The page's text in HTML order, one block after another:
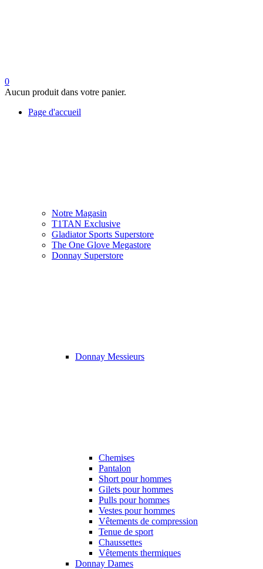
0
Aucun produit dans votre panier.
Page d'accueil
Notre Magasin
T1TAN Exclusive
Gladiator Sports Superstore
The One Glove Megastore
Donnay Superstore
Donnay Messieurs
Chemises
Pantalon
Short pour hommes
Gilets pour hommes
Pulls pour hommes
Vestes pour hommes
Vêtements de compression
Tenue de sport
Chaussettes
Vêtements thermiques
Donnay Dames